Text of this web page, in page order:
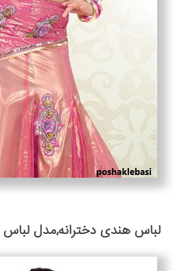
لباس هندی دخترانه,مدل